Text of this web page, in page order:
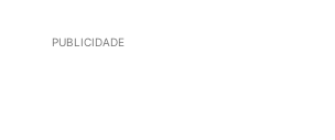
PUBLICIDADE